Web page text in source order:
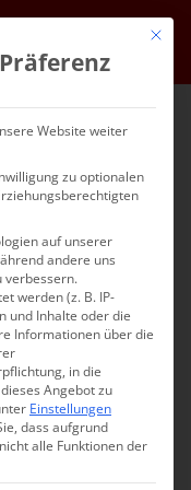
Mail
Mit
Website weiter
zu optionalen
auf unserer
andere uns
verbessern.
werden (z. B. IP-
und Inhalte oder die
Informationen über die
in die
Angebot zu
Einstellungen
dass aufgrund
alle Funktionen der